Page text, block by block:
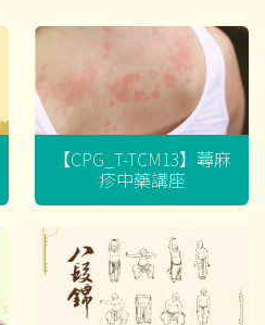
【CPG_T-TCM13】蕁麻
疹中藥講座